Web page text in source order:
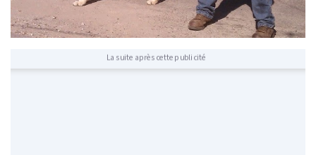
La suite après cette publicité